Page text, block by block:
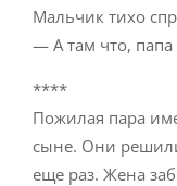
Мальчик тихо
— А там что, папа
****
Пожилая пара
сыне. Они
еще раз. Жена